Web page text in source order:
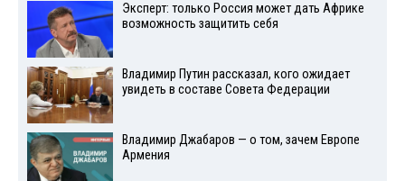
Эксперт: только Россия может дать Африке
возможность защитить себя
Владимир Путин рассказал, кого ожидает
увидеть в составе Совета Федерации
Владимир Джабаров — о том, зачем Европе
Армения